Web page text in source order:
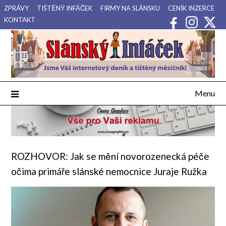
Přejdi
na
obsah
ZPRÁVY TIŠTĚNÝ INFÁČEK FIRMY NA SLÁNSKU
CENÍK INZERCE
KONTAKT
Slánský Infáček
Váš internetový deník a tištěný měsíčník pro Slánsko, Kladensko
a Lounsko.
Menu
ROZHOVOR: Jak se mění novorozenecká péče
očima primáře slánské nemocnice Juraje Ružka